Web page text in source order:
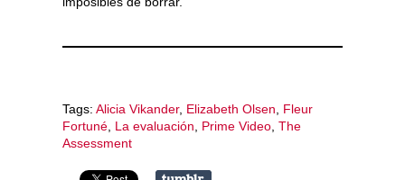
Tags: Alicia Vikander, Elizabeth Olsen
Fleur
Fortuné La evaluación Prime Video The
Assessment